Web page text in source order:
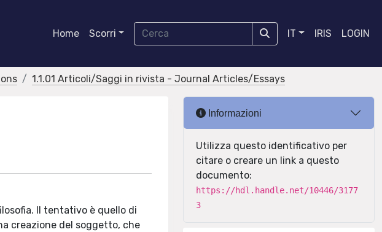
Home Scorri IT IRIS LOGIN
1.1.01 Articoli/Saggi in rivista - Journal Articles/Essays
Il tentativo è quello di
creazione del soggetto, che
Informazioni
Utilizza questo identificativo per
citare o creare un link a questo
documento:
https://hdl.handle.net/10446/3177
3